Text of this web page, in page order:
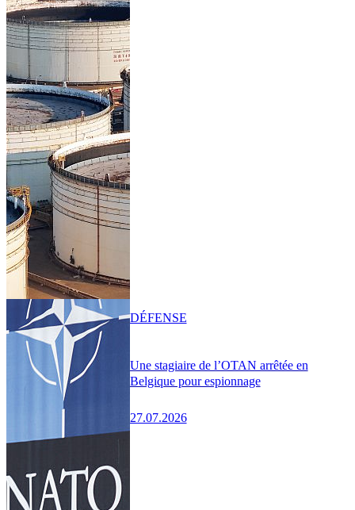
Une stagiaire de l’OTAN arrêtée en
Belgique pour espionnage
27.07.2026
DÉFENSE